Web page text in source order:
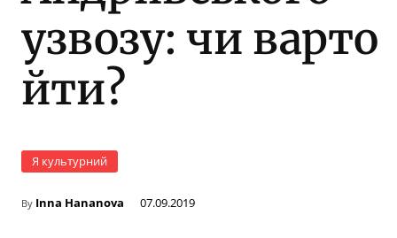
узвозу: чи варто
йти?
Я культурний
By Inna Hananova 07.09.2019